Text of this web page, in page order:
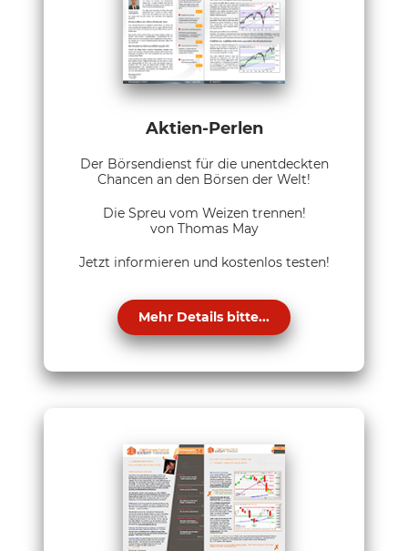
Aktien-Perlen
Der Börsendienst für die unentdeckten
Chancen an den Börsen der Welt!
Die Spreu vom Weizen trennen!
von Thomas May
Jetzt informieren und kostenlos testen!
Mehr Details bitte...